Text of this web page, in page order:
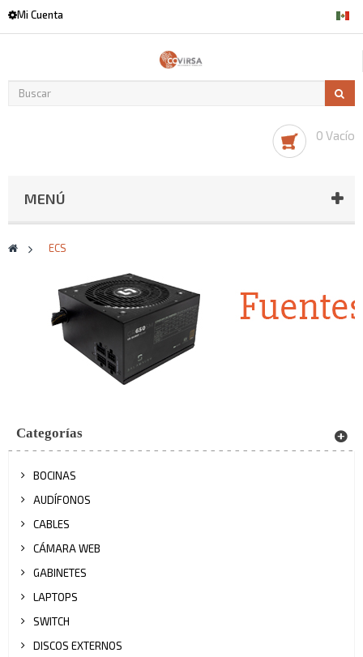
Mi Cuenta
0 Vacío
MENÚ
> ECS
Categorías
BOCINAS
AUDÍFONOS
CABLES
CÁMARA WEB
GABINETES
LAPTOPS
SWITCH
DISCOS EXTERNOS